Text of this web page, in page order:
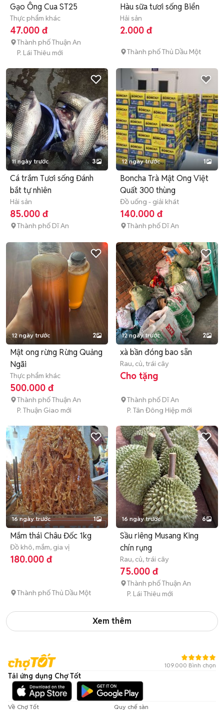
Gạo Ông Cua ST25
Thực phẩm khác
47.000 đ
Thành phố Thuận An
P. Lái Thiêu mới
Hàu sữa tươi sống Biển
Hải sản
2.000 đ
Thành phố Thủ Dầu Một
11 ngày trước 3
Cá trắm Tươi sống Đánh
bắt tự nhiên
Hải sản
85.000 đ
Thành phố Dĩ An
12 ngày trước 1
Boncha Trà Mật Ong Việt
Quất 300 thùng
Đồ uống - giải khát
140.000 đ
Thành phố Dĩ An
12 ngày trước 2
Mật ong rừng Rừng Quảng
Ngãi
Thực phẩm khác
500.000 đ
Thành phố Thuận An
P. Thuận Giao mới
12 ngày trước 2
xà bần đóng bao sẵn
Rau, củ, trái cây
Cho tặng
Thành phố Dĩ An
P. Tân Đông Hiệp mới
16 ngày trước 1
Mắm thái Châu Đốc 1kg
Đồ khô, mắm, gia vị
180.000 đ
Thành phố Thủ Dầu Một
16 ngày trước 6
Sầu riêng Musang King
chín rụng
Rau, củ, trái cây
75.000 đ
Thành phố Thuận An
P. Lái Thiêu mới
Xem thêm
109.000 Bình chọn
Tải ứng dụng Chợ Tốt
Về Chợ Tốt Quy chế sàn